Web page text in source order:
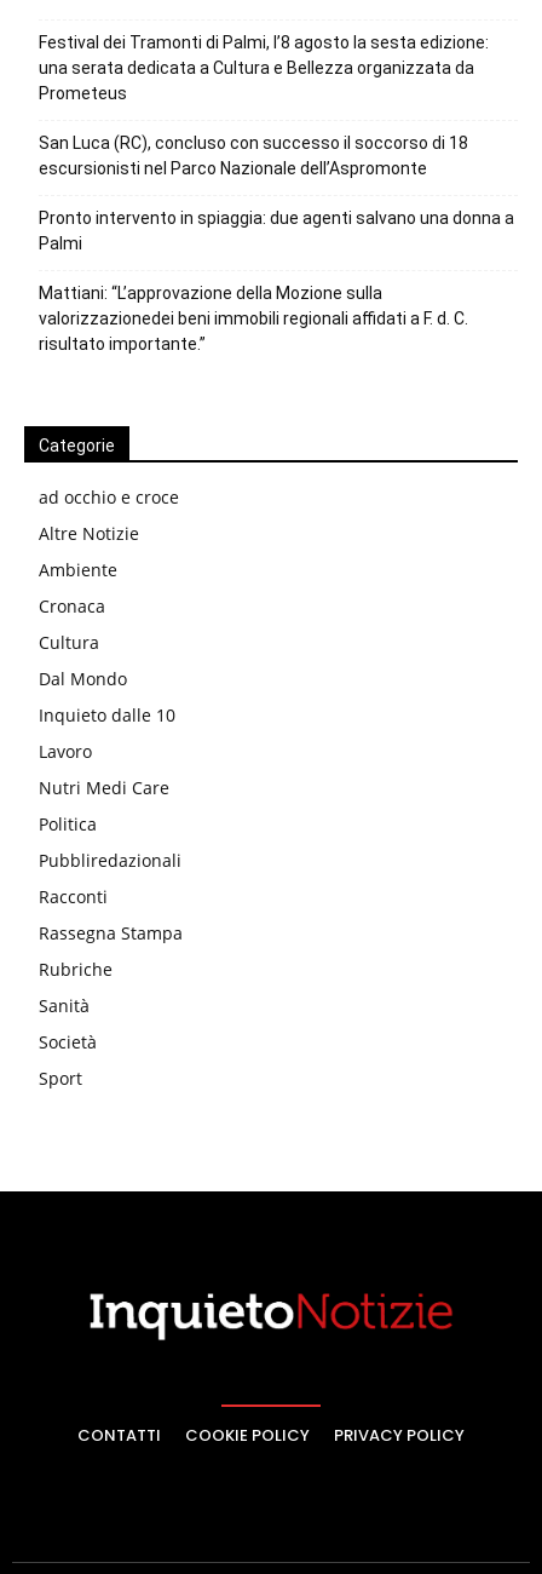
Festival dei Tramonti di Palmi, l’8 agosto la sesta edizione:
una serata dedicata a Cultura e Bellezza organizzata da
Prometeus
San Luca (RC), concluso con successo il soccorso di 18
escursionisti nel Parco Nazionale dell’Aspromonte
Pronto intervento in spiaggia: due agenti salvano una donna a
Palmi
Mattiani: “L’approvazione della Mozione sulla
valorizzazionedei beni immobili regionali affidati a F. d. C.
risultato importante.”
Categorie
ad occhio e croce
Altre Notizie
Ambiente
Cronaca
Cultura
Dal Mondo
Inquieto dalle 10
Lavoro
Nutri Medi Care
Politica
Pubbliredazionali
Racconti
Rassegna Stampa
Rubriche
Sanità
Società
Sport
CONTATTI COOKIE POLICY PRIVACY POLICY